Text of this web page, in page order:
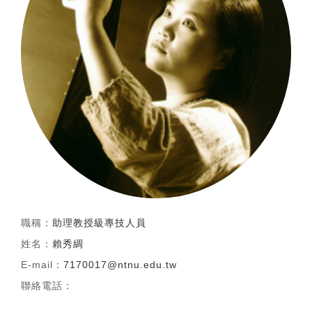
職稱： 助理教授級專技人員
姓名： 賴秀綢
E-mail： 7170017@ntnu.edu.tw
聯絡電話：